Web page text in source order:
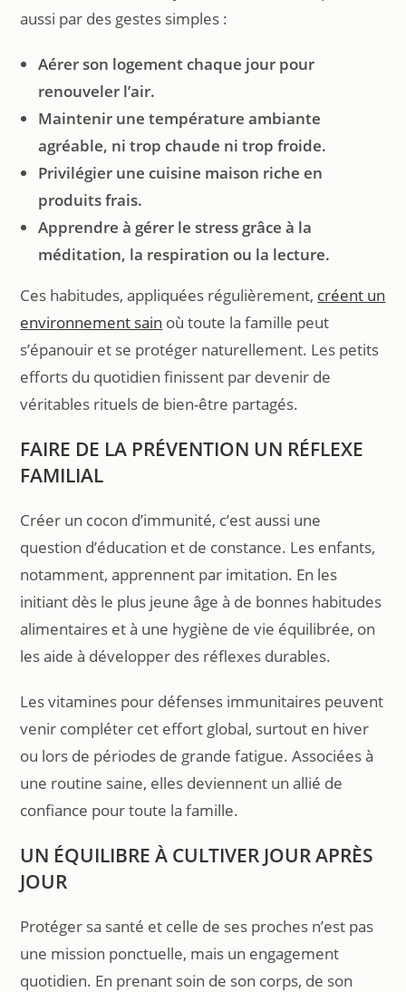
aussi par des gestes simples :
Aérer son logement chaque jour pour
renouveler l’air.
Maintenir une température ambiante
agréable, ni trop chaude ni trop froide.
Privilégier une cuisine maison riche en
produits frais.
Apprendre à gérer le stress grâce à la
méditation, la respiration ou la lecture.
Ces habitudes, appliquées régulièrement, créent un
environnement sain où toute la famille peut
s’épanouir et se protéger naturellement. Les petits
efforts du quotidien finissent par devenir de
véritables rituels de bien-être partagés.
FAIRE DE LA PRÉVENTION UN RÉFLEXE
FAMILIAL
Créer un cocon d’immunité, c’est aussi une
question d’éducation et de constance. Les enfants,
notamment, apprennent par imitation. En les
initiant dès le plus jeune âge à de bonnes habitudes
alimentaires et à une hygiène de vie équilibrée, on
les aide à développer des réflexes durables.
Les vitamines pour défenses immunitaires peuvent
venir compléter cet effort global, surtout en hiver
ou lors de périodes de grande fatigue. Associées à
une routine saine, elles deviennent un allié de
confiance pour toute la famille.
UN ÉQUILIBRE À CULTIVER JOUR APRÈS
JOUR
Protéger sa santé et celle de ses proches n’est pas
une mission ponctuelle, mais un engagement
quotidien. En prenant soin de son corps, de son